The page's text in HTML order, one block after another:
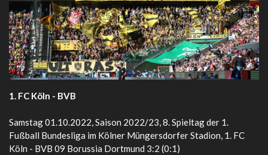
1. FC Köln - BVB
Samstag 01.10.2022, Saison 2022/23, 8. Spieltag der 1.
Fußball Bundesliga im Kölner Müngersdorfer Stadion, 1. FC
Köln - BVB 09 Borussia Dortmund 3:2 (0:1)